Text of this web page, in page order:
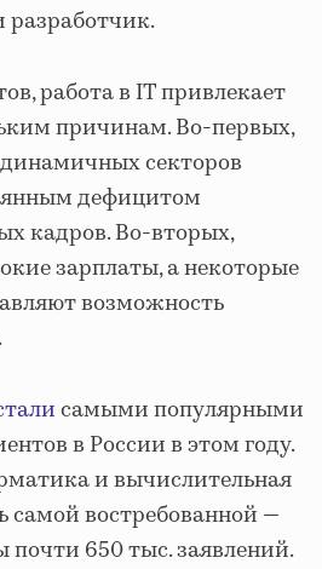
работа в IT привлекает
причинам. Во-первых,
секторов
дефицитом
кадров. Во-вторых,
зарплаты, а некоторые
возможность
самыми популярными
в России в этом году.
и вычислительная
самой востребованной —
почти 650 тыс. заявлений.